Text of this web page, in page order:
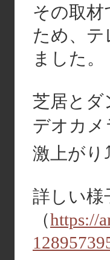
その取材
ため、
ました。
芝居とダ
デオカメ
激上がり
詳しい様
（https://